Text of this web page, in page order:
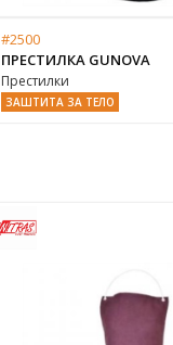
#2500
ПРЕСТИЛКА GUNOVA
Престилки
ЗАШТИТА ЗА ТЕЛО